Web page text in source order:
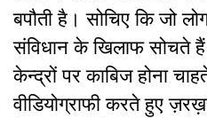
बपौती है। सोचिए कि जो
संविधान के खिलाफ सोचते हैं
केन्द्रों पर काबिज होना
वीडियोग्राफी करते हुए